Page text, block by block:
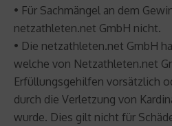
• Für Sachmängel an dem
netzathleten.net GmbH nicht.
• Die netzathleten.net GmbH
welche von Netzathleten.net
Erfüllungsgehilfen vorsätzlich
durch die Verletzung von
wurde. Dies gilt nicht für